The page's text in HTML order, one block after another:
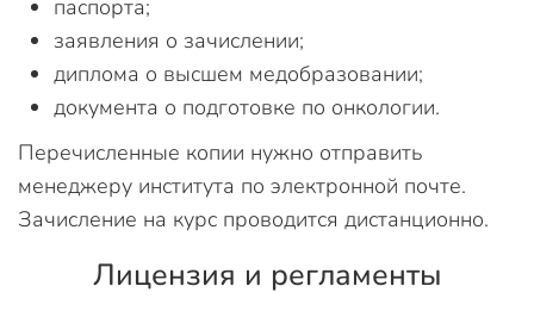
паспорта;
заявления о зачислении;
диплома о высшем медобразовании;
документа о подготовке по онкологии.
Перечисленные копии нужно отправить
менеджеру института по электронной почте.
Зачисление на курс проводится дистанционно.
Лицензия и регламенты